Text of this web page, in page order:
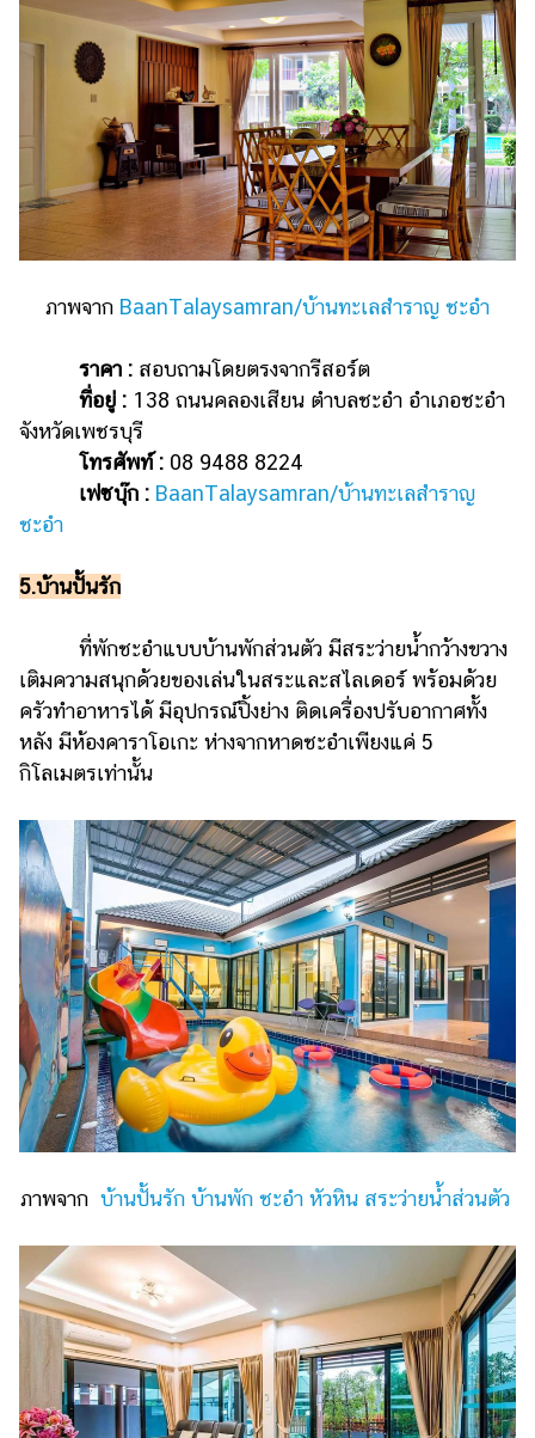
ภาพจาก BaanTalaysamran/บ้านทะเลสำราญ ชะอำ
ราคา : สอบถามโดยตรงจากรีสอร์ต
ที่อยู่ : 138 ถนนคลองเสียน ตำบลชะอำ อำเภอชะอำ
จังหวัดเพชรบุรี
โทรศัพท์ : 08 9488 8224
เฟซบุ๊ก : BaanTalaysamran/บ้านทะเลสำราญ
ชะอำ
5.บ้านปั้นรัก
ที่พักชะอำแบบบ้านพักส่วนตัว มีสระว่ายน้ำกว้างขวาง
เติมความสนุกด้วยของเล่นในสระและสไลเดอร์ พร้อมด้วย
ครัวทำอาหารได้ มีอุปกรณ์ปิ้งย่าง ติดเครื่องปรับอากาศทั้ง
หลัง มีห้องคาราโอเกะ ห่างจากหาดชะอำเพียงแค่ 5
กิโลเมตรเท่านั้น
ภาพจาก บ้านปั้นรัก บ้านพัก ชะอำ หัวหิน สระว่ายน้ำส่วนตัว